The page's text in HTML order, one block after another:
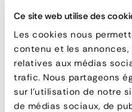
Ce site web utilise des
Les cookies nous
contenu et les
relatives aux médias
trafic. Nous partageons
sur l'utilisation de notre
de médias sociaux, de
Large
Model
Frog
Fastener